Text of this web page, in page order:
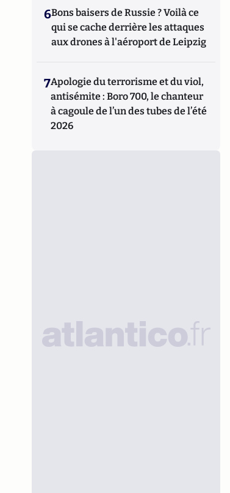
6Bons baisers de Russie ? Voilà ce
qui se cache derrière les attaques
aux drones à l'aéroport de Leipzig
7Apologie du terrorisme et du viol,
antisémite : Boro 700, le chanteur
à cagoule de l’un des tubes de l’été
2026